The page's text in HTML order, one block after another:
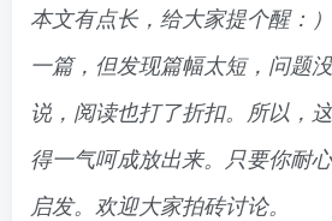
本文有点长，给大家提个醒：
一篇，但发现篇幅太短，问题
说，阅读也打了折扣。所以，
得一气呵成放出来。只要你耐
启发。欢迎大家拍砖讨论。